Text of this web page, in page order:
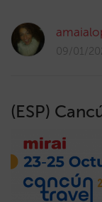
09/01/
(ESP)